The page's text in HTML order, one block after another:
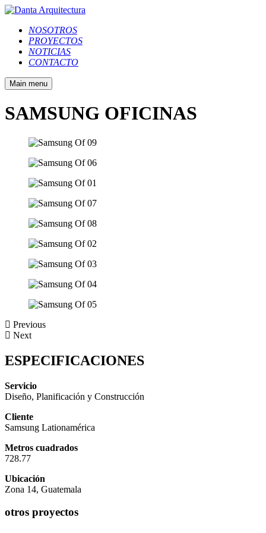
NOSOTROS
PROYECTOS
NOTICIAS
CONTACTO
Main menu
SAMSUNG OFICINAS
Previous
Next
ESPECIFICACIONES
Servicio
Diseño, Planificación y Construcción
Cliente
Samsung Lationamérica
Metros cuadrados
728.77
Ubicación
Zona 14, Guatemala